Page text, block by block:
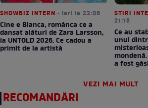
SHOWBIZ INTERN • ieri la 22:06
Cine e Bianca, românca ce a
dansat alături de Zara Larsson,
la UNTOLD 2026. Ce cadou a
primit de la artistă
STIRI
21:19
Ce au
unul
a fost
VEZI MAI MULT
RECOMANDĂRI